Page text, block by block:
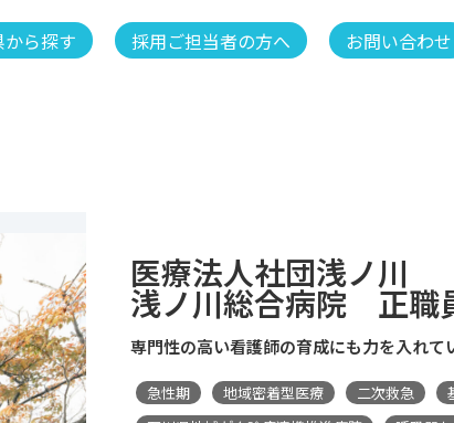
ら探す 採用ご担当者の方へ お問い合わせ
医療法人社団浅ノ川
浅ノ川総合病院 正職
専門性の高い看護師の育成にも力を入れて
急性期 地域密着型医療 二次救急